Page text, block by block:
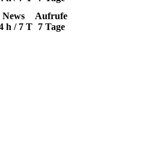
News
h / 7 T
Aufrufe
7 Tage